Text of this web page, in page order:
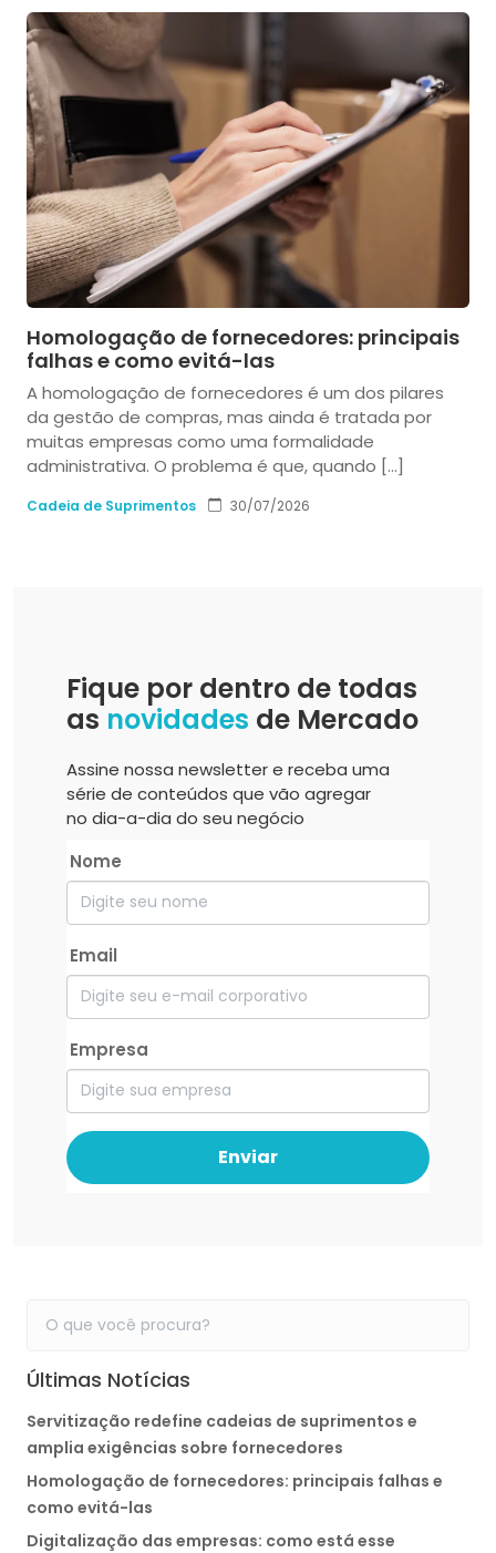
Homologação de fornecedores: principais
falhas e como evitá-las
A homologação de fornecedores é um dos pilares
da gestão de compras, mas ainda é tratada por
muitas empresas como uma formalidade
administrativa. O problema é que, quando […]
Cadeia de Suprimentos 30/07/2026
Fique por dentro de todas
as novidades de Mercado
Assine nossa newsletter e receba uma
série de conteúdos que vão agregar
no dia-a-dia do seu negócio
Nome
Email
Empresa
Enviar
Últimas Notícias
Servitização redefine cadeias de suprimentos e
amplia exigências sobre fornecedores
Homologação de fornecedores: principais falhas e
como evitá-las
Digitalização das empresas: como está esse